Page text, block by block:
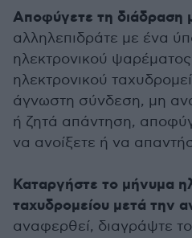
Αποφύγετε τη διάδραση
αλληλεπιδράτε με ένα
ηλεκτρονικού
ηλεκτρονικού
άγνωστη σύνδεση, μη
ή ζητά απάντηση,
να ανοίξετε ή να
Καταργήστε το μήνυμα
ταχυδρομείου μετά την
αναφερθεί, διαγράψτε